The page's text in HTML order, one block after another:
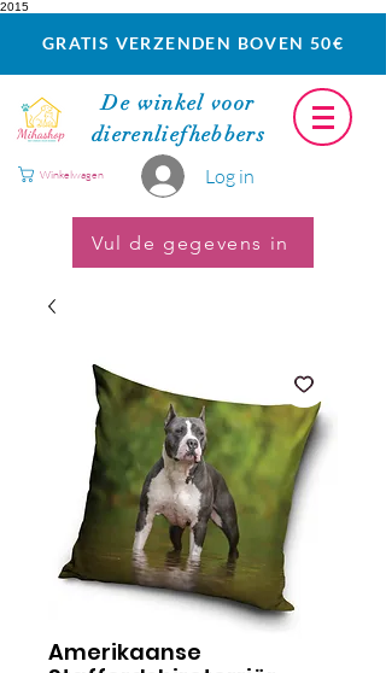
2015
GRATIS VERZENDEN BOVEN 50€
De winkel voor
dierenliefhebbers
Log in
Winkelwagen
Vul de gegevens in
Amerikaanse